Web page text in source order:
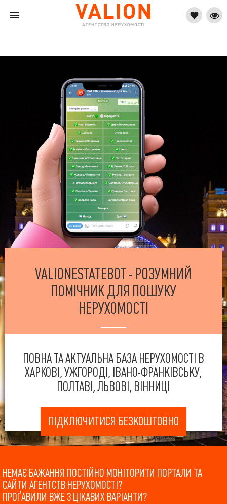
VALIONESTATEBOT - РОЗУМНИЙ
ПОМІЧНИК ДЛЯ ПОШУКУ
НЕРУХОМОСТІ
ПОВНА ТА АКТУАЛЬНА БАЗА НЕРУХОМОСТІ В
ХАРКОВІ, УЖГОРОДІ, ІВАНО-ФРАНКІВСЬКУ,
ПОЛТАВІ, ЛЬВОВІ, ВІННИЦІ
ПІДКЛЮЧИТИСЯ БЕЗКОШТОВНО
НЕМАЄ БАЖАННЯ ПОСТІЙНО МОНІТОРИТИ ПОРТАЛИ ТА
САЙТИ АГЕНТСТВ НЕРУХОМОСТІ?
ПРОҐАВИЛИ ВЖЕ 3 ЦІКАВИХ ВАРІАНТИ?